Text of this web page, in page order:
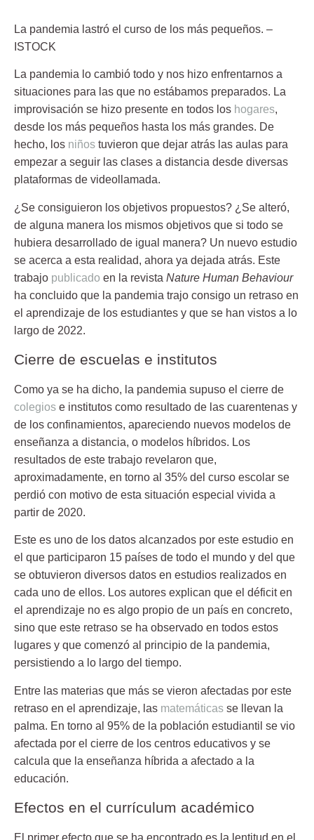
La pandemia lastró el curso de los más pequeños. –
ISTOCK
La pandemia lo cambió todo y nos hizo enfrentarnos a
situaciones para las que no estábamos preparados. La
improvisación se hizo presente en todos los hogares,
desde los más pequeños hasta los más grandes. De
hecho, los niños tuvieron que dejar atrás las aulas para
empezar a seguir las clases a distancia desde diversas
plataformas de videollamada.
¿Se consiguieron los objetivos propuestos? ¿Se alteró,
de alguna manera los mismos objetivos que si todo se
hubiera desarrollado de igual manera? Un nuevo estudio
se acerca a esta realidad, ahora ya dejada atrás. Este
trabajo publicado en la revista Nature Human Behaviour
ha concluido que la pandemia trajo consigo un retraso en
el aprendizaje de los estudiantes y que se han vistos a lo
largo de 2022.
Cierre de escuelas e institutos
Como ya se ha dicho, la pandemia supuso el cierre de
colegios e institutos como resultado de las cuarentenas y
de los confinamientos, apareciendo nuevos modelos de
enseñanza a distancia, o modelos híbridos. Los
resultados de este trabajo revelaron que,
aproximadamente, en torno al 35% del curso escolar se
perdió con motivo de esta situación especial vivida a
partir de 2020.
Este es uno de los datos alcanzados por este estudio en
el que participaron 15 países de todo el mundo y del que
se obtuvieron diversos datos en estudios realizados en
cada uno de ellos. Los autores explican que el déficit en
el aprendizaje no es algo propio de un país en concreto,
sino que este retraso se ha observado en todos estos
lugares y que comenzó al principio de la pandemia,
persistiendo a lo largo del tiempo.
Entre las materias que más se vieron afectadas por este
retraso en el aprendizaje, las matemáticas se llevan la
palma. En torno al 95% de la población estudiantil se vio
afectada por el cierre de los centros educativos y se
calcula que la enseñanza híbrida a afectado a la
educación.
Efectos en el currículum académico